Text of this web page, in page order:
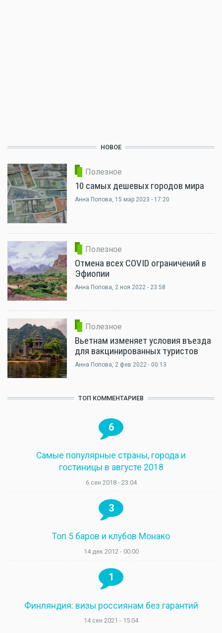
НОВОЕ
Полезное
10 самых дешевых городов мира
Анна Попова, 15 мар 2023 - 17:20
Полезное
Отмена всех COVID ограничений в
Эфиопии
Анна Попова, 2 ноя 2022 - 23:58
Полезное
Вьетнам изменяет условия въезда
для вакцинированных туристов
Анна Попова, 2 фев 2022 - 00:13
ТОП КОММЕНТАРИЕВ
6
Самые популярные страны, города и
гостиницы в августе 2018
6 сен 2018 - 23:04
3
Топ 5 баров и клубов Монако
14 дек 2012 - 00:00
1
Финляндия: визы россиянам без гарантий
14 сен 2021 - 15:04